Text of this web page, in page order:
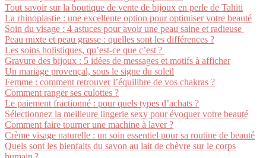
Tout savoir sur la boutique de vente de bijoux en perle de Tahiti
La rhinoplastie : une excellente option pour optimiser votre beauté
Soin du visage : 4 astuces pour avoir une peau saine et radieuse
Peau mixte et peau grasse : quelles sont les différences ?
Les soins holistiques, qu’est-ce que c’est ?
Gravure des bijoux : 5 idées de messages et motifs à afficher
Un mariage provençal, sous le signe du soleil
Femme : comment retrouver l’équilibre de vos chakras ?
Comment ranger ses culottes ?
Le paiement fractionné : pour quels types d’achats ?
Sélectionnez la meilleure lingerie sexy pour évoquer votre beauté
Comment faire tourner une machine à laver ?
Crème visage naturelle : un soin essentiel pour sa routine de beauté
Quels sont les bienfaits du savon au lait de chèvre sur le corps